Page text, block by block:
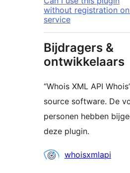
without registration
service
Bijdragers &
ontwikkelaars
“Whois XML API
source software. De
personen hebben
deze plugin.
Bijdragerswhoisxmlapi